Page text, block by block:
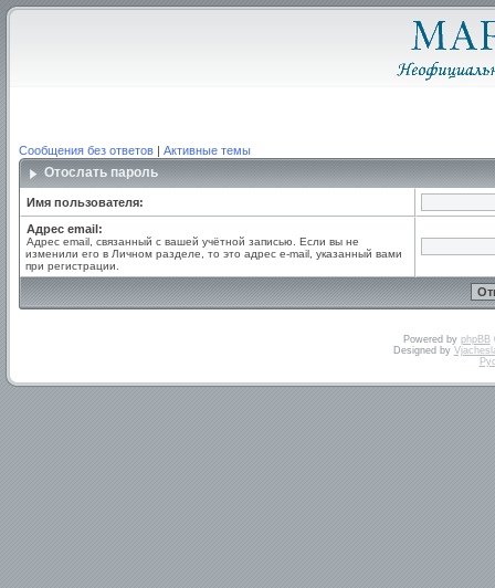
Сообщения без ответов | Активные темы
Отослать пароль
Имя пользователя:
Адрес email:
Адрес email, связанный с вашей учётной записью. Если вы не
изменили его в Личном разделе, то это адрес e-mail, указанный вами
при регистрации.
Powered by phpBB
Designed by